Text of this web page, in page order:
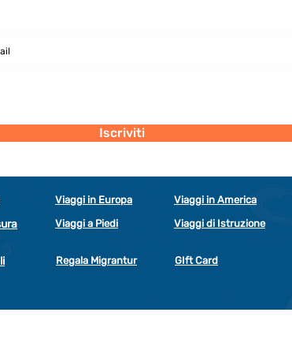
Iscriviti
Viaggi in Europa Viaggi in America
Viaggi a Piedi Viaggi di Istruzione
Regala Migrantur GIft Card